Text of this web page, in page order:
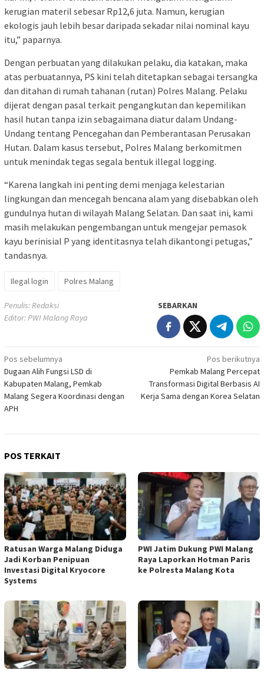
kerugian materil sebesar Rp12,6 juta. Namun, kerugian
ekologis jauh lebih besar daripada sekadar nilai nominal kayu
itu,” paparnya.
Dengan perbuatan yang dilakukan pelaku, dia katakan, maka
atas perbuatannya, PS kini telah ditetapkan sebagai tersangka
dan ditahan di rumah tahanan (rutan) Polres Malang. Pelaku
dijerat dengan pasal terkait pengangkutan dan kepemilikan
hasil hutan tanpa izin sebagaimana diatur dalam Undang-
Undang tentang Pencegahan dan Pemberantasan Perusakan
Hutan. Dalam kasus tersebut, Polres Malang berkomitmen
untuk menindak tegas segala bentuk illegal logging.
“Karena langkah ini penting demi menjaga kelestarian
lingkungan dan mencegah bencana alam yang disebabkan oleh
gundulnya hutan di wilayah Malang Selatan. Dan saat ini, kami
masih melakukan pengembangan untuk mengejar pemasok
kayu berinisial P yang identitasnya telah dikantongi petugas,”
tandasnya.
Ilegal login Polres Malang
Penulis: Redaksi
Editor: PWI Malang Raya
SEBARKAN
Navigasi
pos
Pos sebelumnya
Dugaan Alih Fungsi LSD di
Kabupaten Malang, Pemkab
Malang Segera Koordinasi dengan
APH
Pos berikutnya
Pemkab Malang Percepat
Transformasi Digital Berbasis AI
Kerja Sama dengan Korea Selatan
POS TERKAIT
Ratusan Warga Malang Diduga
Jadi Korban Penipuan
Investasi Digital Kryocore
Systems
PWI Jatim Dukung PWI Malang
Raya Laporkan Hotman Paris
ke Polresta Malang Kota